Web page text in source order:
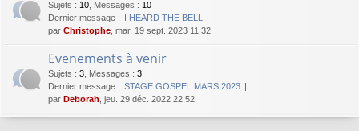
Sujets : 10 Messages : 10
Dernier message : I HEARD THE BELL
par Christophe , mar. 19 sept. 2023 11:32
Evenements à venir
Sujets : 3 Messages : 3
Dernier message : STAGE GOSPEL MARS 2023
par Deborah , jeu. 29 déc. 2022 22:52